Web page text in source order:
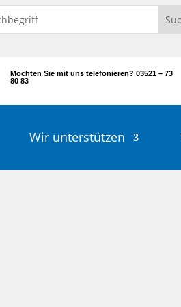
Möchten Sie mit uns telefonieren? 03521 – 73
80 83
Wir unterstützen